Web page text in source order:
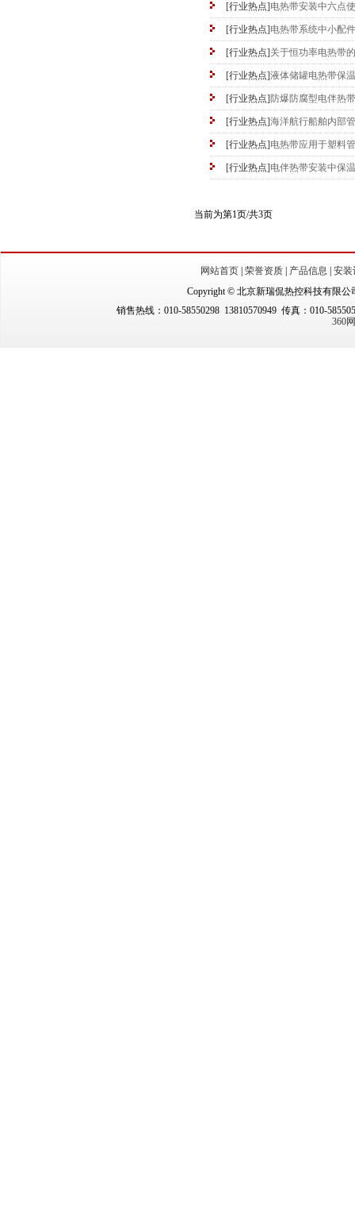
[行业热点]电热带安装中六点
[行业热点]电热带系统中小配
[行业热点]关于恒功率电热带
[行业热点]液体储罐电热带保
[行业热点] 防爆防腐型电伴热
[行业热点]海洋航行船舶内部
[行业热点]电热带应用于塑料
[行业热点]电伴热带安装中保
当前为第1页/共3页
网站首页 荣誉资质 产品信息
安装
Copyright © 北京新瑞侃热控科技有限公
销售热线：010-58550298 13810570949 传真：010-
360